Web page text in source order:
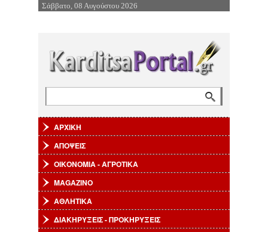
Επιστροφή στην Πλοήγηση
Σάββατο, 08 Αυγούστου 2026
ΑΡΧΙΚΗ
ΑΠΟΨΕΙΣ
ΟΙΚΟΝΟΜΙΑ - ΑΓΡΟΤΙΚΑ
MAGAZINO
ΑΘΛΗΤΙΚΑ
ΔΙΑΚΗΡΥΞΕΙΣ - ΠΡΟΚΗΡΥΞΕΙΣ